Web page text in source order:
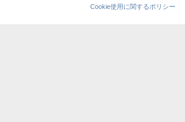
Cookie使用に関するポリシー